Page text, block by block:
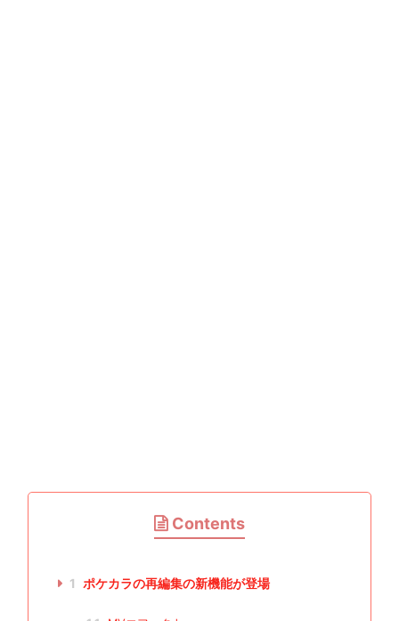
Contents
1 ポケカラの再編集の新機能が登場